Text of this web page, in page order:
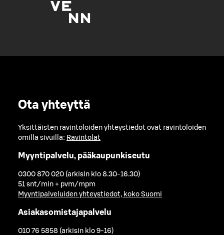
Ota yhteyttä
Yksittäisten ravintoloiden yhteystiedot ovat ravintoloiden
omilla sivuilla: Ravintolat
Myyntipalvelu, pääkaupunkiseutu
0300 870 020 (arkisin klo 8.30-16.30)
51 snt/min + pvm/mpm
Myyntipalveluiden yhteystiedot, koko Suomi
Asiakasomistajapalvelu
010 76 5858 (arkisin klo 9-16)